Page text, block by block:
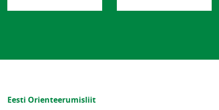
Eesti Orienteerumisliit